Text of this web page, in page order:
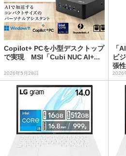
Copilot+ PCを小型デスクトップ
で実現 MSI「Cubi NUC AI+...
2026年5月28日
「
ビ
張
2026